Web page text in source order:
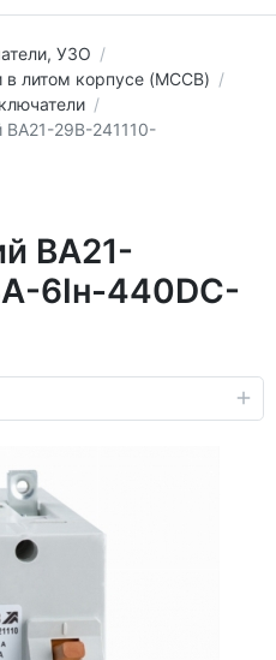
УЗО
литом корпусе (MCCB)
ВА21-29В-241110-
ВА21-
6Iн-440DC-